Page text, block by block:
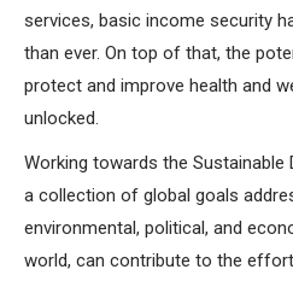
services, basic income security
than ever. On top of that, the
protect and improve health and
unlocked.
Working towards the Sustainable
a collection of global goals
environmental, political, and
world, can contribute to the